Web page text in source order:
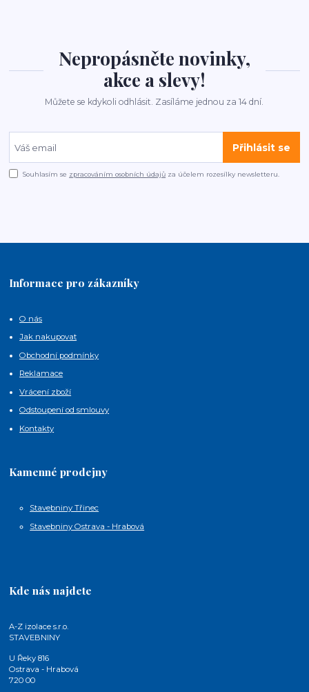
Nepropásněte novinky,
akce a slevy!
Můžete se kdykoli odhlásit. Zasíláme jednou za 14 dní.
Přihlásit se
Souhlasím se zpracováním osobních údajů za účelem rozesílky newsletteru.
Informace pro zákazníky
O nás
Jak nakupovat
Obchodní podmínky
Reklamace
Vrácení zboží
Odstoupení od smlouvy
Kontakty
Kamenné prodejny
Stavebniny Třinec
Stavebniny Ostrava - Hrabová
Kde nás najdete
A-Z izolace s.r.o.
STAVEBNINY
U Řeky 816
Ostrava - Hrabová
720 00